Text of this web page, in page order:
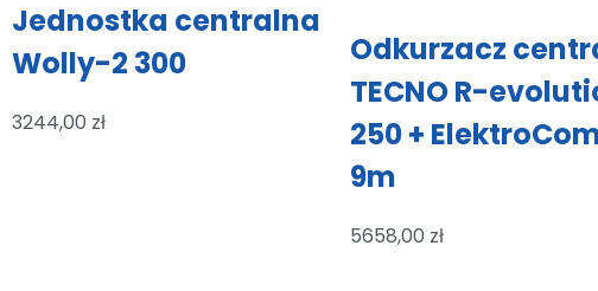
Jednostka centralna
Wolly-2 300
3244,00 zł
Odkurzacz
TECNO R-
250 +
9m
5658,00 zł